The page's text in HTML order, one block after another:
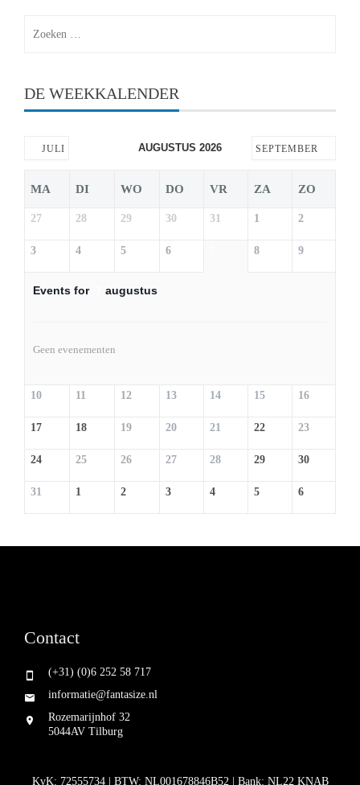
DE WEEKKALENDER
JULI AUGUSTUS 2026 SEPTEMBER
MA DI WO DO VR ZA ZO
27 28 29 30 31 1 2
3 4 5 6 8 9
Events for augustus
Geen evenementen
10 11 12 13 14 15 16
17 18 19 20 21 22 23
24 25 26 27 28 29 30
31 1 2 3 4 5 6
Contact
(+31) (0)6 252 58 717
informatie@fantasize.nl
Rozemarijnhof 32
5044AV Tilburg
KvK: 72555734 | BTW: NL001678846B52 | Bank: NL22 KNAB